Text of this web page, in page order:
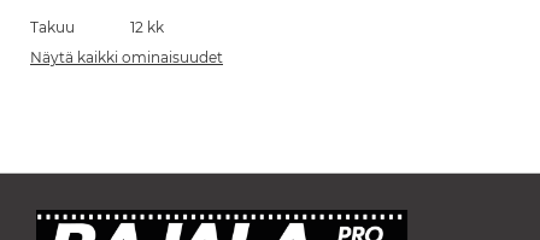
Takuu
12 kk
Näytä kaikki ominaisuudet